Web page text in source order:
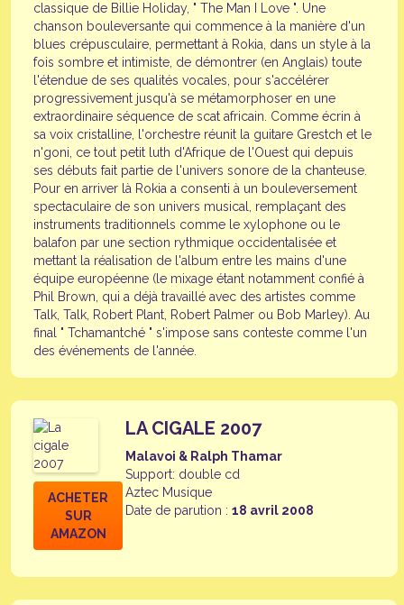
classique de Billie Holiday, " The Man I Love ". Une
chanson bouleversante qui commence à la manière d'un
blues crépusculaire, permettant à Rokia, dans un style à la
fois sombre et intimiste, de démontrer (en Anglais) toute
l'étendue de ses qualités vocales, pour s'accélérer
progressivement jusqu'à se métamorphoser en une
extraordinaire séquence de scat africain. Comme écrin à
sa voix cristalline, l'orchestre réunit la guitare Grestch et le
n'goni, ce tout petit luth d'Afrique de l'Ouest qui depuis
ses débuts fait partie de l'univers sonore de la chanteuse.
Pour en arriver là Rokia a consenti à un bouleversement
spectaculaire de son univers musical, remplaçant des
instruments traditionnels comme le xylophone ou le
balafon par une section rythmique occidentalisée et
mettant la réalisation de l'album entre les mains d'une
équipe européenne (le mixage étant notamment confié à
Phil Brown, qui a déjà travaillé avec des artistes comme
Talk, Talk, Robert Plant, Robert Palmer ou Bob Marley). Au
final " Tchamantché " s'impose sans conteste comme l'un
des événements de l'année.
ACHETER
SUR
AMAZON
LA CIGALE 2007
Malavoi & Ralph Thamar
Support: double cd
Aztec Musique
Date de parution :18 avril 2008